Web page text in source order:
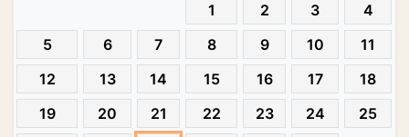
1
2 3
4
5
6 7 8 9 10
11
12
13 14 15 16 17
18
19
20 21 22 23 24
25